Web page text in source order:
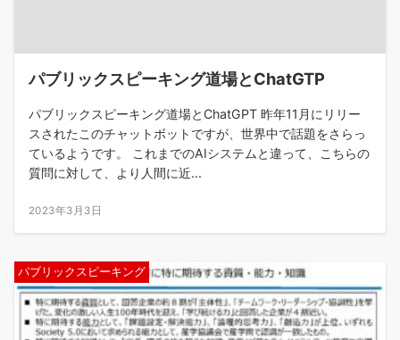
パブリックスピーキング道場とChatGTP
パブリックスピーキング道場とChatGPT 昨年11月にリリー
スされたこのチャットボットですが、世界中で話題をさらっ
ているようです。 これまでのAIシステムと違って、こちらの
質問に対して、より人間に近...
2023年3月3日
パブリックスピーキング